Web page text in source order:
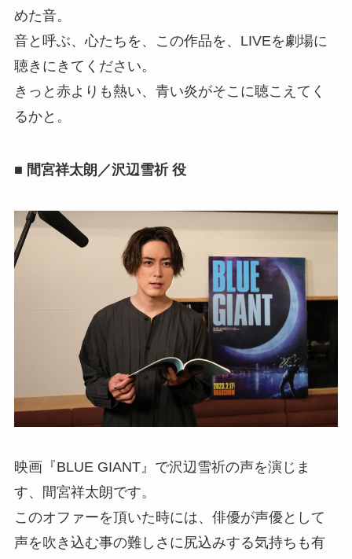
めた音。
音と呼ぶ、心たちを、この作品を、LIVEを劇場に
聴きにきてください。
きっと赤よりも熱い、青い炎がそこに聴こえてく
るかと。
■ 間宮祥太朗／沢辺雪祈 役
映画『BLUE GIANT』で沢辺雪祈の声を演じま
す、間宮祥太朗です。
このオファーを頂いた時には、俳優が声優として
声を吹き込む事の難しさに尻込みする気持ちも有